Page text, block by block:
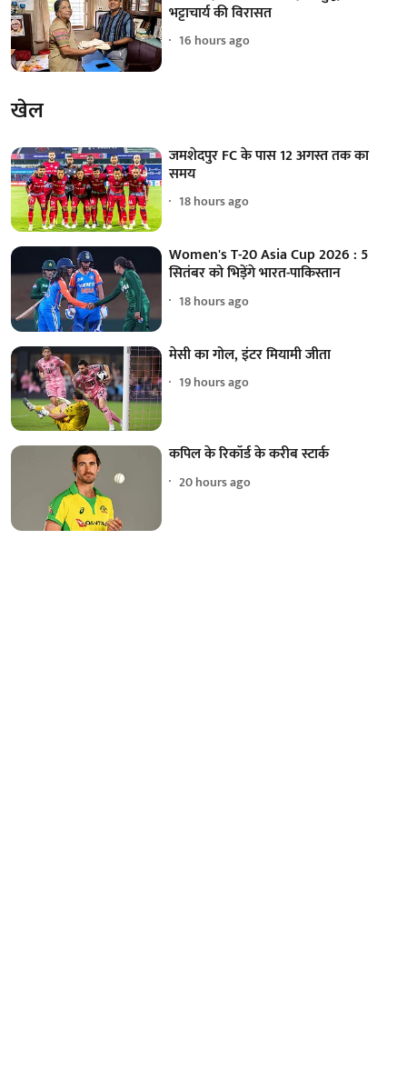
भट्टाचार्य की विरासत
16 hours ago
खेल
जमशेदपुर FC के पास 12 अगस्त तक का
समय
18 hours ago
Women's T-20 Asia Cup 2026 : 5
सितंबर को भिड़ेंगे भारत-पाकिस्तान
18 hours ago
मेसी का गोल, इंटर मियामी जीता
19 hours ago
कपिल के रिकॉर्ड के करीब स्टार्क
20 hours ago